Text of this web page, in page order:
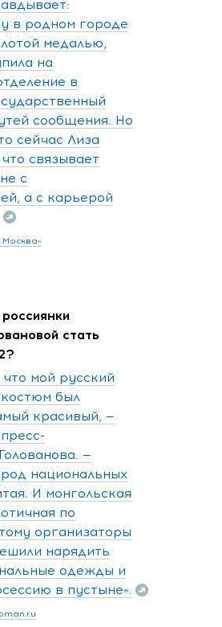
в родном городе
медалью,
на
в
сообщения. Но
сейчас Лиза
связывает
с
а с карьерой
Москва»
стать
мой русский
был
красивый, —
—
национальных
И монгольская
по
организаторы
нарядить
одежды и
в пустыне».